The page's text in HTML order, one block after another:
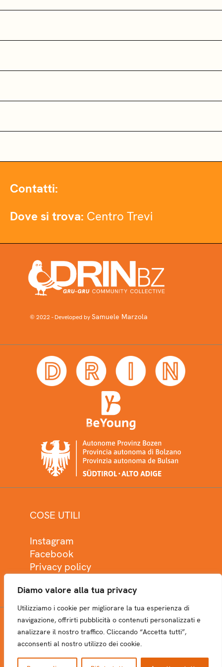
Diamo valore alla tua privacy
Utilizziamo i cookie per migliorare la tua esperienza di
navigazione, offrirti pubblicità o contenuti personalizzati e
analizzare il nostro traffico. Cliccando “Accetta tutti”,
acconsenti al nostro utilizzo dei cookie.
Contatti:
Dove si trova: Centro Trevi
© 2022 - Developed bySamuele Marzola
COSE UTILI
Instagram
Facebook
Privacy policy
NEWSLETTER